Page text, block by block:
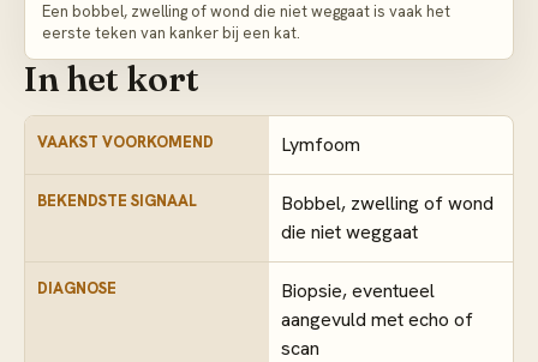
Een bobbel, zwelling of wond die niet weggaat is vaak het
eerste teken van kanker bij een kat.
In het kort
VAAKST VOORKOMEND Lymfoom
BEKENDSTE SIGNAAL
Bobbel, zwelling of wond
die niet weggaat
DIAGNOSE
Biopsie, eventueel
aangevuld met echo of
scan